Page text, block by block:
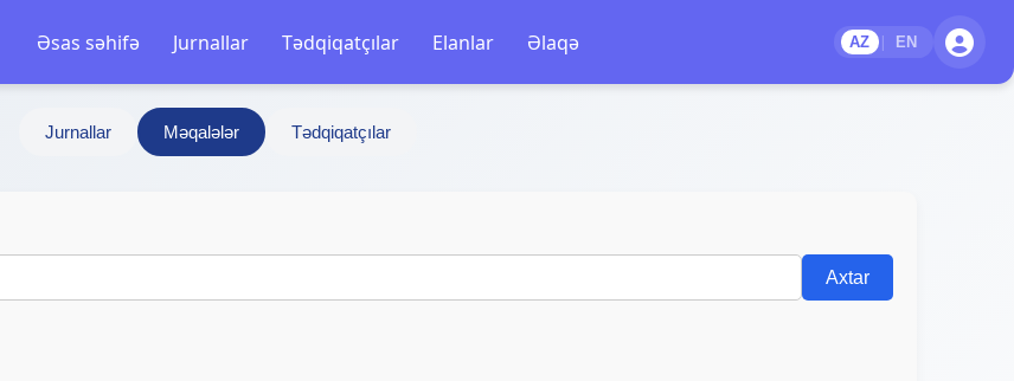
Əsas səhifə Jurnallar Tədqiqatçılar Elanlar Əlaqə AZ | EN
Jurnallar Məqalələr Tədqiqatçılar
Axtar